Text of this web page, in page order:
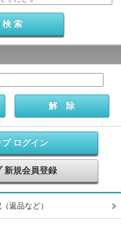
プ ログイン
新規会員登録
返品など）